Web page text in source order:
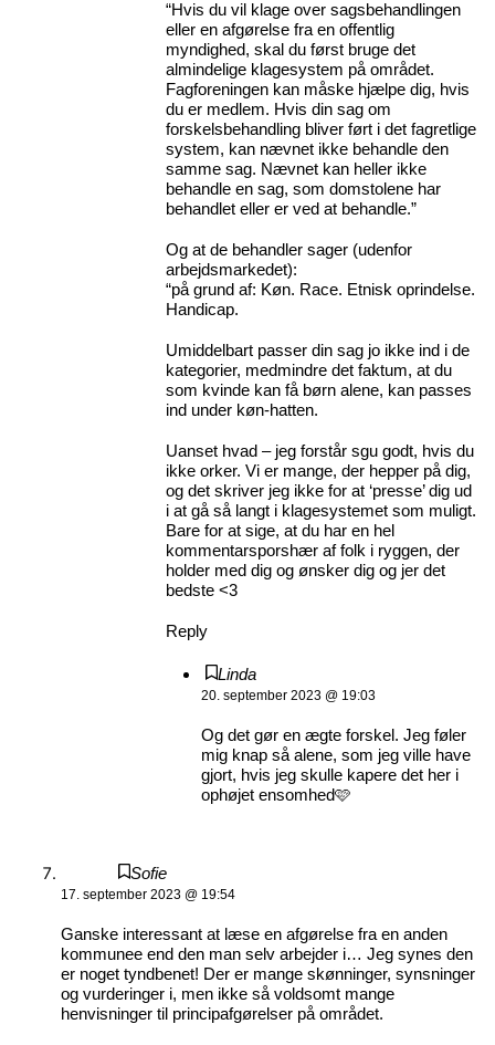
“Hvis du vil klage over sagsbehandlingen
eller en afgørelse fra en offentlig
myndighed, skal du først bruge det
almindelige klagesystem på området.
Fagforeningen kan måske hjælpe dig, hvis
du er medlem. Hvis din sag om
forskelsbehandling bliver ført i det fagretlige
system, kan nævnet ikke behandle den
samme sag. Nævnet kan heller ikke
behandle en sag, som domstolene har
behandlet eller er ved at behandle.”
Og at de behandler sager (udenfor
arbejdsmarkedet):
“på grund af: Køn. Race. Etnisk oprindelse.
Handicap.
Umiddelbart passer din sag jo ikke ind i de
kategorier, medmindre det faktum, at du
som kvinde kan få børn alene, kan passes
ind under køn-hatten.
Uanset hvad – jeg forstår sgu godt, hvis du
ikke orker. Vi er mange, der hepper på dig,
og det skriver jeg ikke for at ‘presse’ dig ud
i at gå så langt i klagesystemet som muligt.
Bare for at sige, at du har en hel
kommentarsporshær af folk i ryggen, der
holder med dig og ønsker dig og jer det
bedste <3
Reply
Linda
20. september 2023 @ 19:03
Og det gør en ægte forskel. Jeg føler
mig knap så alene, som jeg ville have
gjort, hvis jeg skulle kapere det her i
ophøjet ensomhed🩷
Sofie
17. september 2023 @ 19:54
Ganske interessant at læse en afgørelse fra en anden
kommunee end den man selv arbejder i… Jeg synes den
er noget tyndbenet! Der er mange skønninger, synsninger
og vurderinger i, men ikke så voldsomt mange
henvisninger til principafgørelser på området.